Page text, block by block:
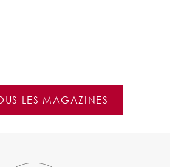
LES MAGAZINES